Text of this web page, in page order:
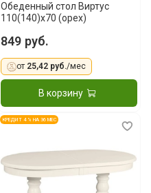
Обеденный стол Виртус
110(140)x70 (орех)
849 руб.
от 25,42 руб./мес
В корзину
КРЕДИТ 4 % НА 36 МЕС